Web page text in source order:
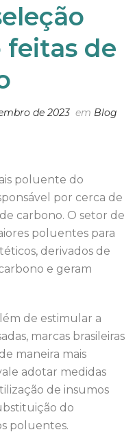
feitas de
de 2023 em Blog
poluente do
por cerca de
carbono. O setor de
poluentes para
derivados de
e geram
de estimular a
marcas brasileiras
maneira mais
adotar medidas
de insumos
do
poluentes.